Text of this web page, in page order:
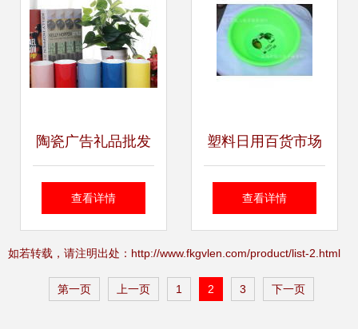
陶瓷广告礼品批发
采购指南 价格、图
析
查看详情
塑料日用百货市场
概览 价格、批发与
查看详情
如若转载，请注明出处：http://www.fkgvlen.com/product/list-2.html
第一页 上一页 1 2 3 下一页